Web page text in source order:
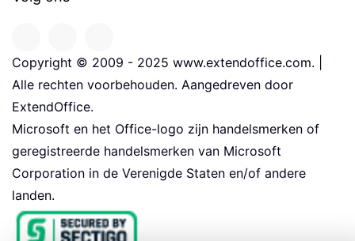
Copyright © 2009 - 2025 www.extendoffice.com. |
Alle rechten voorbehouden. Aangedreven door
ExtendOffice.
Microsoft en het Office-logo zijn handelsmerken of
geregistreerde handelsmerken van Microsoft
Corporation in de Verenigde Staten en/of andere
landen.